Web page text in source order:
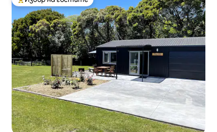
Най-популярен избор на гостите